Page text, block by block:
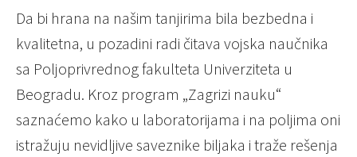
Da bi hrana na našim tanjirima bila bezbedna i
kvalitetna, u pozadini radi čitava vojska naučnika
sa Poljoprivrednog fakulteta Univerziteta u
Beogradu. Kroz program „Zagrizi nauku“
saznaćemo kako u laboratorijama i na poljima oni
istražuju nevidljive saveznike biljaka i traže rešenja